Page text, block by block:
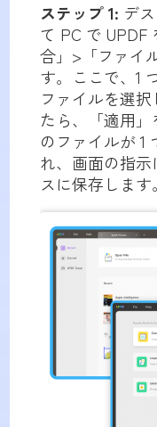
ステップ 1: デ
て PC で UPDF
合」>「ファイ
す。ここで、1
ファイルを選
たら、「適用
のファイルが 1
れ、画面の指
スに保存します。